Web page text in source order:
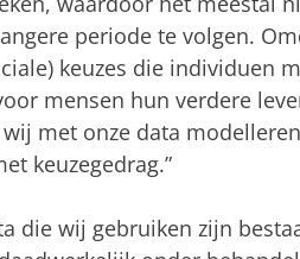
periode te volgen.
keuzes die individuen
mensen hun verdere
met onze data
keuzegedrag.”
die wij gebruiken zijn